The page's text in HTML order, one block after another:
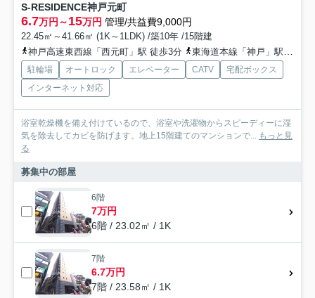
S-RESIDENCE神戸元町
6.7万円～15万円 管理/共益費9,000円
22.45㎡～41.66㎡ (1K～1LDK) /築10年 /15階建
神戸高速東西線「西元町」駅 徒歩3分
東海道本線「神戸」駅 徒歩6分
駐輪場 オートロック エレベーター CATV
宅配ボックス
インターネット対応
浴室乾燥機を備え付けているので、浴室や洗濯物からスピーディーに湿
気を除去してカビを防げます。地上15階建てのマンションで...
もっと見
る
募集中の部屋
6階
7万円
6階 / 23.02㎡ / 1K
7階
6.7万円
7階 / 23.58㎡ / 1K